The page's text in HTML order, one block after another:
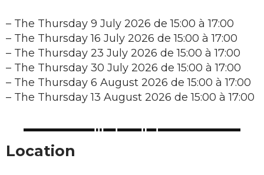
– The Thursday 9 July 2026 de 15:00 à 17:00
– The Thursday 16 July 2026 de 15:00 à 17:00
– The Thursday 23 July 2026 de 15:00 à 17:00
– The Thursday 30 July 2026 de 15:00 à 17:00
– The Thursday 6 August 2026 de 15:00 à 17:00
– The Thursday 13 August 2026 de 15:00 à 17:00
Location